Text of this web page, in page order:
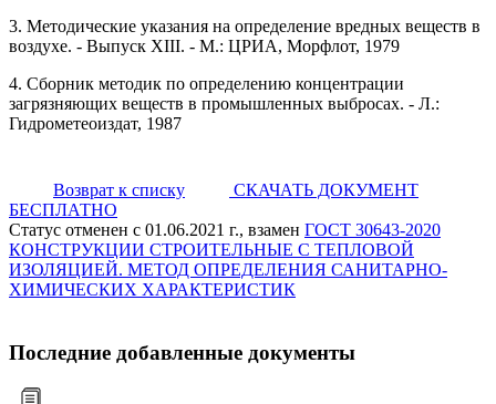
3. Методические указания на определение вредных веществ в
воздухе. - Выпуск XIII. - М.: ЦРИА, Морфлот, 1979
4. Сборник методик по определению концентрации
загрязняющих веществ в промышленных выбросах. - Л.:
Гидрометеоиздат, 1987
Возврат к списку
СКАЧАТЬ ДОКУМЕНТ
БЕСПЛАТНО
Статус отменен с 01.06.2021 г., взамен ГОСТ 30643-2020
КОНСТРУКЦИИ СТРОИТЕЛЬНЫЕ С ТЕПЛОВОЙ
ИЗОЛЯЦИЕЙ. МЕТОД ОПРЕДЕЛЕНИЯ САНИТАРНО-
ХИМИЧЕСКИХ ХАРАКТЕРИСТИК
Последние добавленные документы